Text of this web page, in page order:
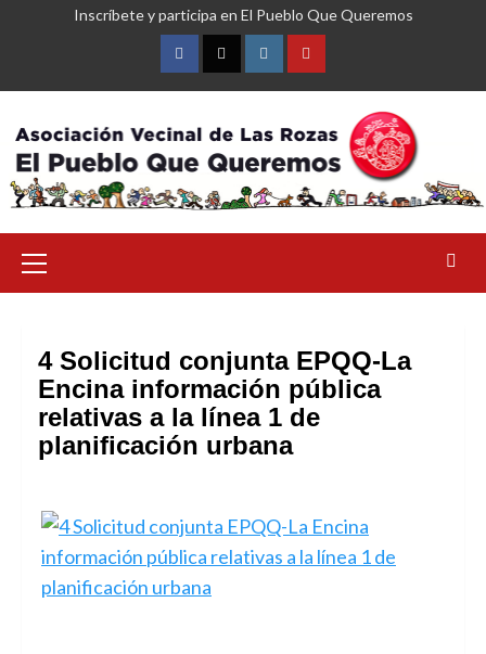
Inscríbete y participa en El Pueblo Que Queremos
FacebookTwitterInstagramYouTube
primario
4 Solicitud conjunta EPQQ-La
Encina información pública
relativas a la línea 1 de
planificación urbana